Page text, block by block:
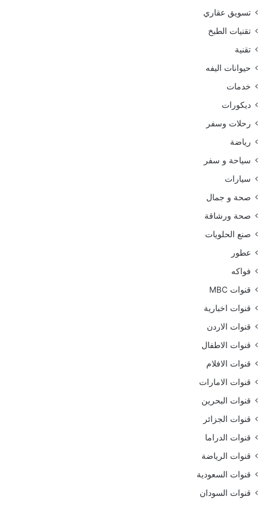
تسويق عقاري
تقنيات الطبخ
تقنية
حيوانات اليفه
خدمات
ديكورات
رحلات وسفر
رياضة
سياحة و سفر
سيارات
صحة و جمال
صحة ورشاقة
صنع الحلويات
عطور
فواكه
قنوات MBC
قنوات اخبارية
قنوات الاردن
قنوات الاطفال
قنوات الافلام
قنوات الامارات
قنوات البحرين
قنوات الجزائر
قنوات الدراما
قنوات الرياضة
قنوات السعودية
قنوات السودان